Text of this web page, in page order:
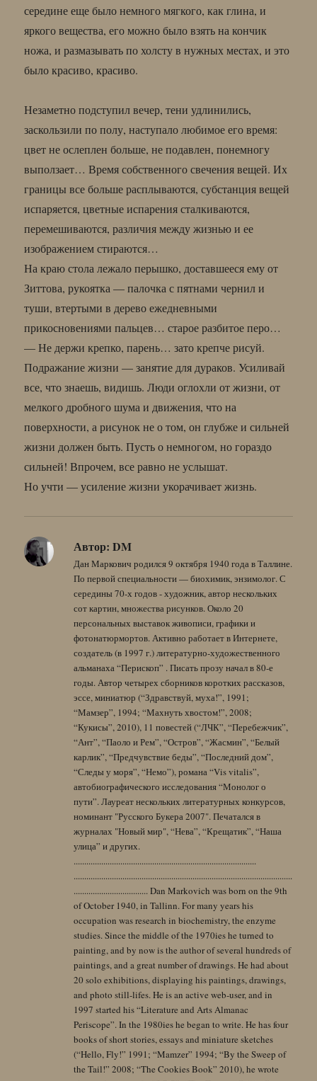
середине еще было немного мягкого, как глина, и
яркого вещества, его можно было взять на кончик
ножа, и размазывать по холсту в нужных местах, и это
было красиво, красиво.
Незаметно подступил вечер, тени удлинились,
заскользили по полу, наступало любимое его время:
цвет не ослеплен больше, не подавлен, понемногу
выползает… Время собственного свечения вещей. Их
границы все больше расплываются, субстанция вещей
испаряется, цветные испарения сталкиваются,
перемешиваются, различия между жизнью и ее
изображением стираются…
На краю стола лежало перышко, доставшееся ему от
Зиттова, рукоятка — палочка с пятнами чернил и
туши, втертыми в дерево ежедневными
прикосновениями пальцев… старое разбитое перо…
— Не держи крепко, парень… зато крепче рисуй.
Подражание жизни — занятие для дураков. Усиливай
все, что знаешь, видишь. Люди оглохли от жизни, от
мелкого дробного шума и движения, что на
поверхности, а рисунок не о том, он глубже и сильней
жизни должен быть. Пусть о немногом, но гораздо
сильней! Впрочем, все равно не услышат.
Но учти — усиление жизни укорачивает жизнь.
Автор: DM
Дан Маркович родился 9 октября 1940 года в Таллине.
По первой специальности — биохимик, энзимолог. С
середины 70-х годов - художник, автор нескольких
сот картин, множества рисунков. Около 20
персональных выставок живописи, графики и
фотонатюрмортов. Активно работает в Интернете,
создатель (в 1997 г.) литературно-художественного
альманаха “Перископ” . Писать прозу начал в 80-е
годы. Автор четырех сборников коротких рассказов,
эссе, миниатюр (“Здравствуй, муха!”, 1991;
“Мамзер”, 1994; “Махнуть хвостом!”, 2008;
“Кукисы”, 2010), 11 повестей (“ЛЧК”, “Перебежчик”,
“Ант”, “Паоло и Рем”, “Остров”, “Жасмин”, “Белый
карлик”, “Предчувствие беды”, “Последний дом”,
“Следы у моря”, “Немо”), романа “Vis vitalis”,
автобиографического исследования “Монолог о
пути”. Лауреат нескольких литературных конкурсов,
номинант "Русского Букера 2007". Печатался в
журналах "Новый мир", “Нева”, “Крещатик”, “Наша
улица” и других.
......................................................................................
.......................................................................................................
................................... Dan Markovich was born on the 9th
of October 1940, in Tallinn. For many years his
occupation was research in biochemistry, the enzyme
studies. Since the middle of the 1970ies he turned to
painting, and by now is the author of several hundreds of
paintings, and a great number of drawings. He had about
20 solo exhibitions, displaying his paintings, drawings,
and photo still-lifes. He is an active web-user, and in
1997 started his “Literature and Arts Almanac
Periscope”. In the 1980ies he began to write. He has four
books of short stories, essays and miniature sketches
(“Hello, Fly!” 1991; “Mamzer” 1994; “By the Sweep of
the Tail!” 2008; “The Cookies Book” 2010), he wrote